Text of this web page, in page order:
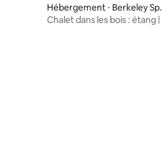
Hébergement ⋅ Berkeley
ngs
Chalet dans les bois : étang